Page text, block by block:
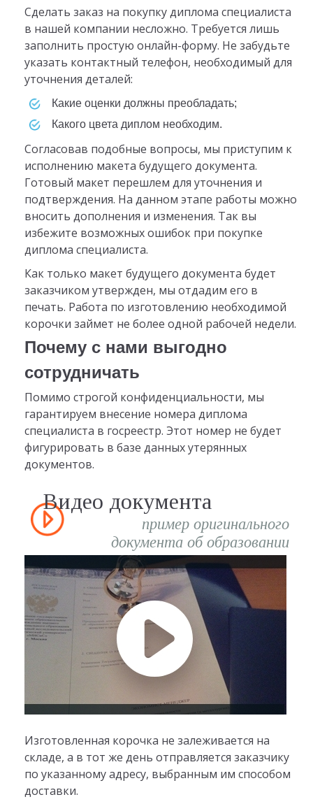
Сделать заказ на покупку диплома специалиста
в нашей компании несложно. Требуется лишь
заполнить простую онлайн-форму. Не забудьте
указать контактный телефон, необходимый для
уточнения деталей:
какие оценки должны преобладать;
какого цвета диплом необходим.
Согласовав подобные вопросы, мы приступим к
исполнению макета будущего документа.
Готовый макет перешлем для уточнения и
подтверждения. На данном этапе работы можно
вносить дополнения и изменения. Так вы
избежите возможных ошибок при покупке
диплома специалиста.
Как только макет будущего документа будет
заказчиком утвержден, мы отдадим его в
печать. Работа по изготовлению необходимой
корочки займет не более одной рабочей недели.
Почему с нами выгодно
сотрудничать
Помимо строгой конфиденциальности, мы
гарантируем внесение номера диплома
специалиста в госреестр. Этот номер не будет
фигурировать в базе данных утерянных
документов.
Видео документа
пример оригинального
документа об образовании
Изготовленная корочка не залеживается на
складе, а в тот же день отправляется заказчику
по указанному адресу, выбранным им способом
доставки.